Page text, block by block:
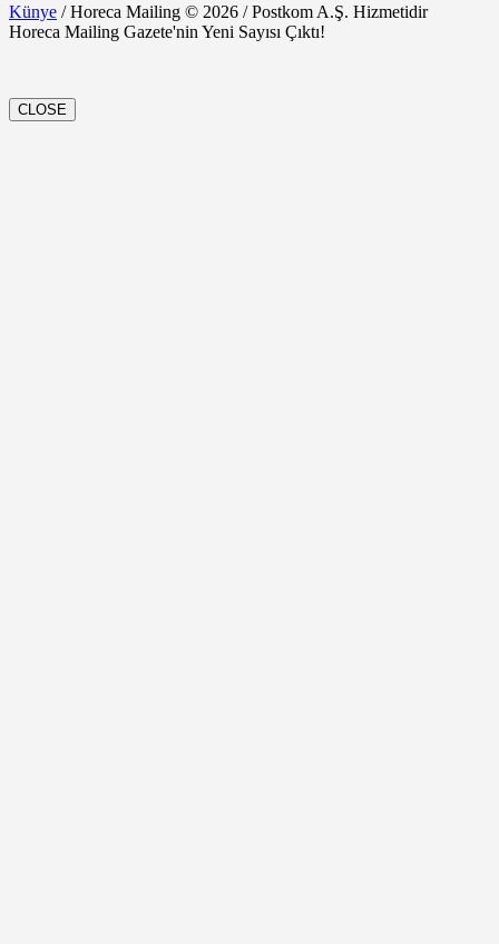
Künye / Horeca Mailing © 2026 / Postkom A.Ş. Hizmetidir
Horeca Mailing Gazete'nin Yeni Sayısı Çıktı!
CLOSE